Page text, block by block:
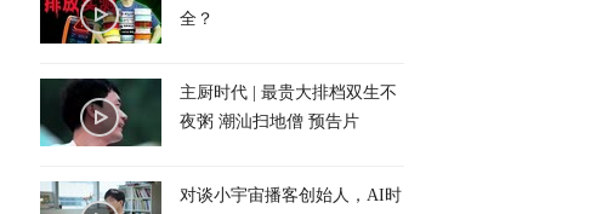
全？
主厨时代 | 最贵大排档双生不
夜粥 潮汕扫地僧 预告片
对谈小宇宙播客创始人，AI时